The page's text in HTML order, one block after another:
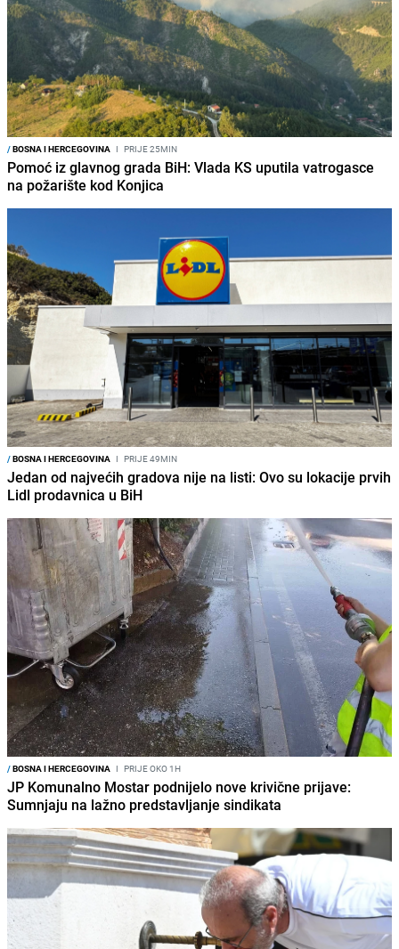
/BOSNA I HERCEGOVINA I PRIJE 25MIN
Pomoć iz glavnog grada BiH: Vlada KS uputila vatrogasce
na požarište kod Konjica
/BOSNA I HERCEGOVINA I PRIJE 49MIN
Jedan od najvećih gradova nije na listi: Ovo su lokacije prvih
Lidl prodavnica u BiH
/BOSNA I HERCEGOVINA I PRIJE OKO 1H
JP Komunalno Mostar podnijelo nove krivične prijave:
Sumnjaju na lažno predstavljanje sindikata